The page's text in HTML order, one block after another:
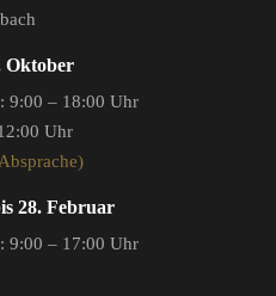
Oktober
9:00 – 18:00 Uhr
Uhr
28. Februar
9:00 – 17:00 Uhr